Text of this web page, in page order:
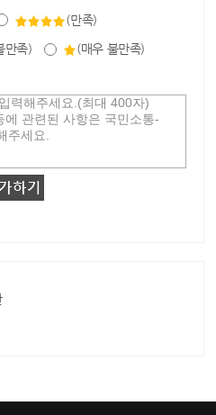
(만족)
만족) (매우 불만족)